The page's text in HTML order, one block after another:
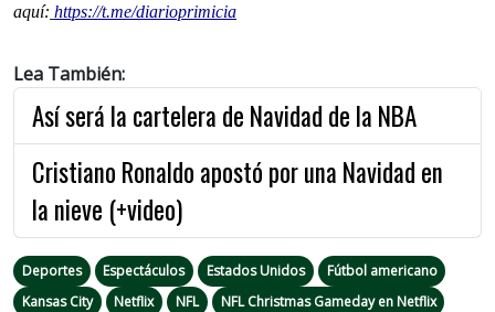
aquí: https://t.me/diarioprimicia
Lea También:
Así será la cartelera de Navidad de la NBA
Cristiano Ronaldo apostó por una Navidad en
la nieve (+video)
Deportes Espectáculos Estados Unidos
Fútbol americano
Kansas City
Netflix NFL
NFL Christmas Gameday en Netflix